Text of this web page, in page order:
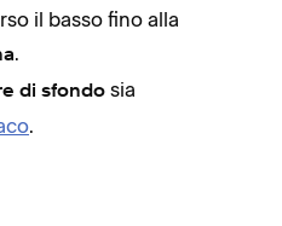
il basso fino alla
.
di sfondo sia
.